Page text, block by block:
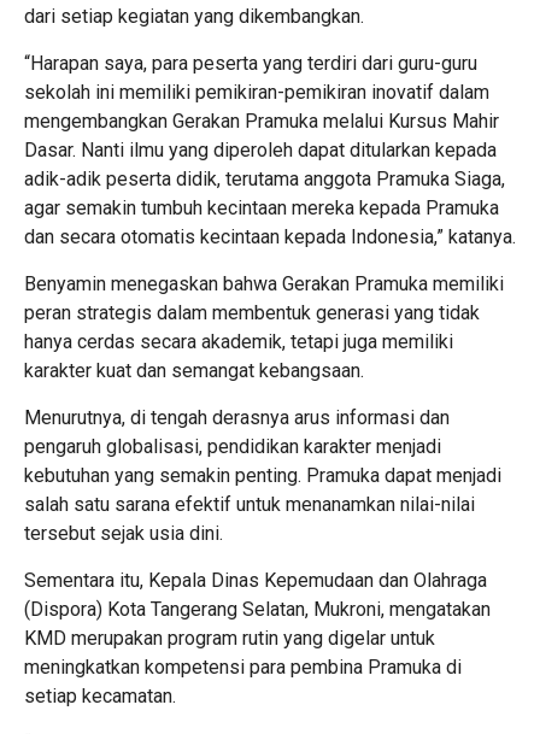
dari setiap kegiatan yang dikembangkan.
“Harapan saya, para peserta yang terdiri dari guru-guru
sekolah ini memiliki pemikiran-pemikiran inovatif dalam
mengembangkan Gerakan Pramuka melalui Kursus Mahir
Dasar. Nanti ilmu yang diperoleh dapat ditularkan kepada
adik-adik peserta didik, terutama anggota Pramuka Siaga,
agar semakin tumbuh kecintaan mereka kepada Pramuka
dan secara otomatis kecintaan kepada Indonesia,” katanya.
Benyamin menegaskan bahwa Gerakan Pramuka memiliki
peran strategis dalam membentuk generasi yang tidak
hanya cerdas secara akademik, tetapi juga memiliki
karakter kuat dan semangat kebangsaan.
Menurutnya, di tengah derasnya arus informasi dan
pengaruh globalisasi, pendidikan karakter menjadi
kebutuhan yang semakin penting. Pramuka dapat menjadi
salah satu sarana efektif untuk menanamkan nilai-nilai
tersebut sejak usia dini.
Sementara itu, Kepala Dinas Kepemudaan dan Olahraga
(Dispora) Kota Tangerang Selatan, Mukroni, mengatakan
KMD merupakan program rutin yang digelar untuk
meningkatkan kompetensi para pembina Pramuka di
setiap kecamatan.